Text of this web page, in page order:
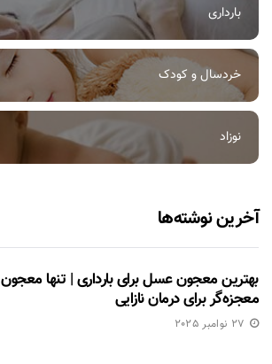
بارداری
خردسال و کودک
نوزاد
آخرین نوشته‌ها
بهترین معجون عسل برای بارداری | تنها معجون
معجزه‌گر برای درمان نازایی
27 نوامبر 2025